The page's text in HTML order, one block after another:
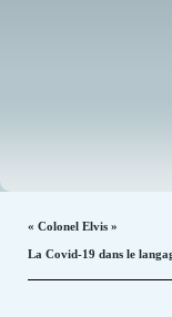
« Colonel Elvis »
La Covid-19 dans le